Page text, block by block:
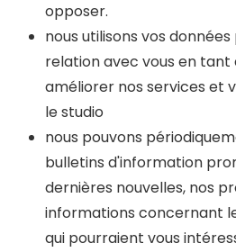
opposer.
nous utilisons vos
relation avec vous en
améliorer nos services et
le studio
nous pouvons
bulletins d'information
dernières nouvelles, nos
informations concernant
qui pourraient vous